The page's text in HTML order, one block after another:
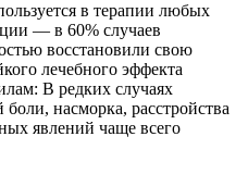
в терапии любых
— в 60% случаев
восстановили свою
лечебного эффекта
В редких случаях
насморка, расстройства
явлений чаще всего